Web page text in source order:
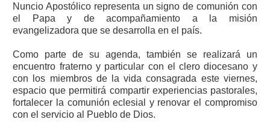
Nuncio Apostólico representa un signo de comunión con
el Papa y de acompañamiento a la misión
evangelizadora que se desarrolla en el país.
Como parte de su agenda, también se realizará un
encuentro fraterno y particular con el clero diocesano y
con los miembros de la vida consagrada este viernes,
espacio que permitirá compartir experiencias pastorales,
fortalecer la comunión eclesial y renovar el compromiso
con el servicio al Pueblo de Dios.